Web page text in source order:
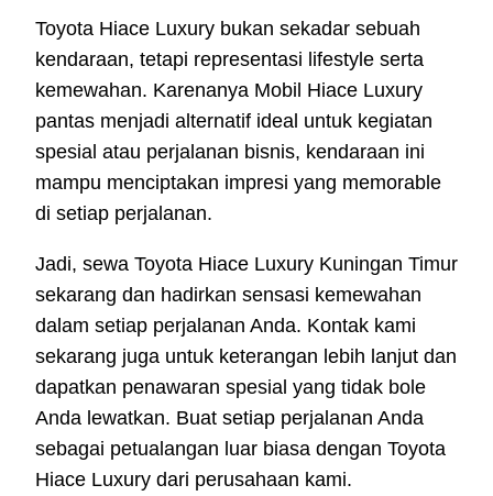
Toyota Hiace Luxury bukan sekadar sebuah
kendaraan, tetapi representasi lifestyle serta
kemewahan. Karenanya Mobil Hiace Luxury
pantas menjadi alternatif ideal untuk kegiatan
spesial atau perjalanan bisnis, kendaraan ini
mampu menciptakan impresi yang memorable
di setiap perjalanan.
Jadi, sewa Toyota Hiace Luxury Kuningan Timur
sekarang dan hadirkan sensasi kemewahan
dalam setiap perjalanan Anda. Kontak kami
sekarang juga untuk keterangan lebih lanjut dan
dapatkan penawaran spesial yang tidak bole
Anda lewatkan. Buat setiap perjalanan Anda
sebagai petualangan luar biasa dengan Toyota
Hiace Luxury dari perusahaan kami.